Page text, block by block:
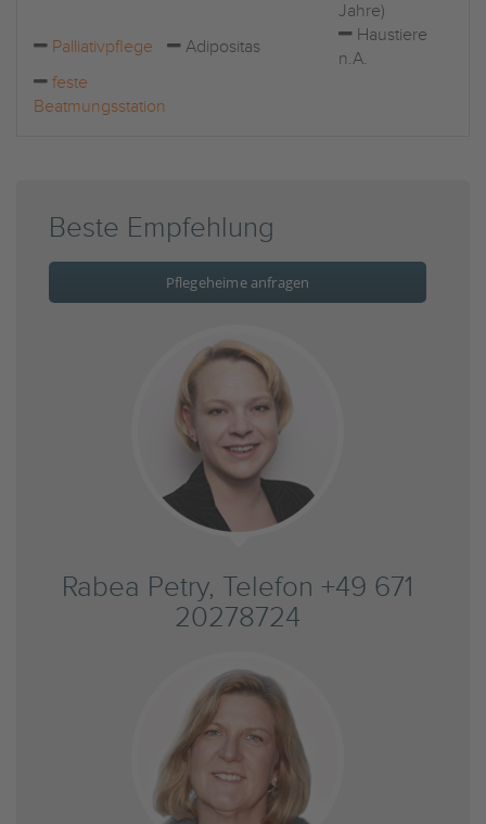
Jahre)
Palliativpflege
Adipositas
Haustiere
n.A.
feste
Beatmungsstation
Beste Empfehlung
Pflegeheime anfragen
Rabea Petry, Telefon +49 671
20278724